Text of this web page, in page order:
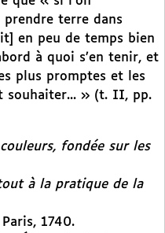
terre dans
en peu de temps bien
à quoi s’en tenir, et
plus promptes et les
souhaiter... » (t. II, pp.
couleurs, fondée sur les
à la pratique de la
1740.